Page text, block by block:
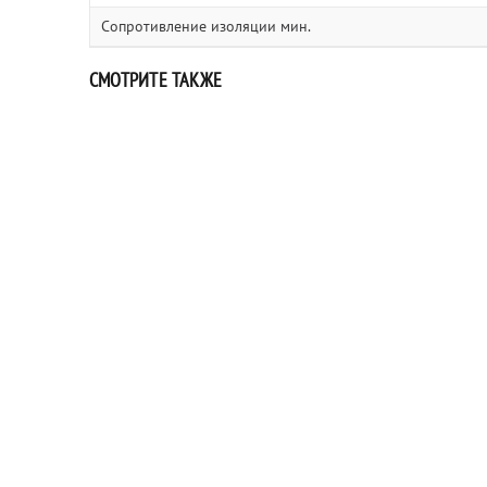
Сопротивление изоляции мин.
СМОТРИТЕ ТАКЖЕ